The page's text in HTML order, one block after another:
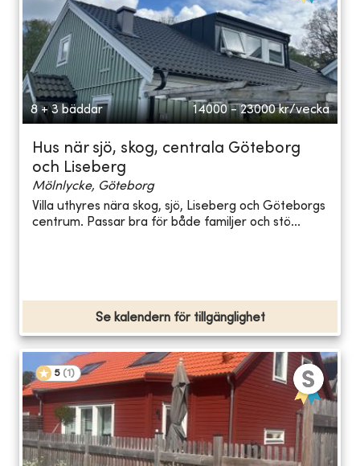
8 + 3 bäddar 14000 - 23000 kr/vecka
Hus när sjö, skog, centrala Göteborg
och Liseberg
Mölnlycke, Göteborg
Villa uthyres nära skog, sjö, Liseberg och Göteborgs
centrum. Passar bra för både familjer och stö...
Se kalendern för tillgänglighet
5 (1 )